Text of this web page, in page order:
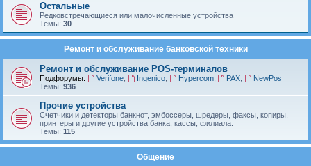
Остальные
Редковстречающиеся или малочисленные устройства
Темы: 30
Ремонт и обслуживание банковской техники
Ремонт и обслуживание POS-терминалов
Подфорумы: Verifone, Ingenico, Hypercom, PAX
NewPos
Темы: 936
Прочие устройства
Счетчики и детекторы банкнот, эмбоссеры, шредеры, факсы, копиры,
принтеры и другие устройства банка, кассы, филиала.
Темы: 115
Общение